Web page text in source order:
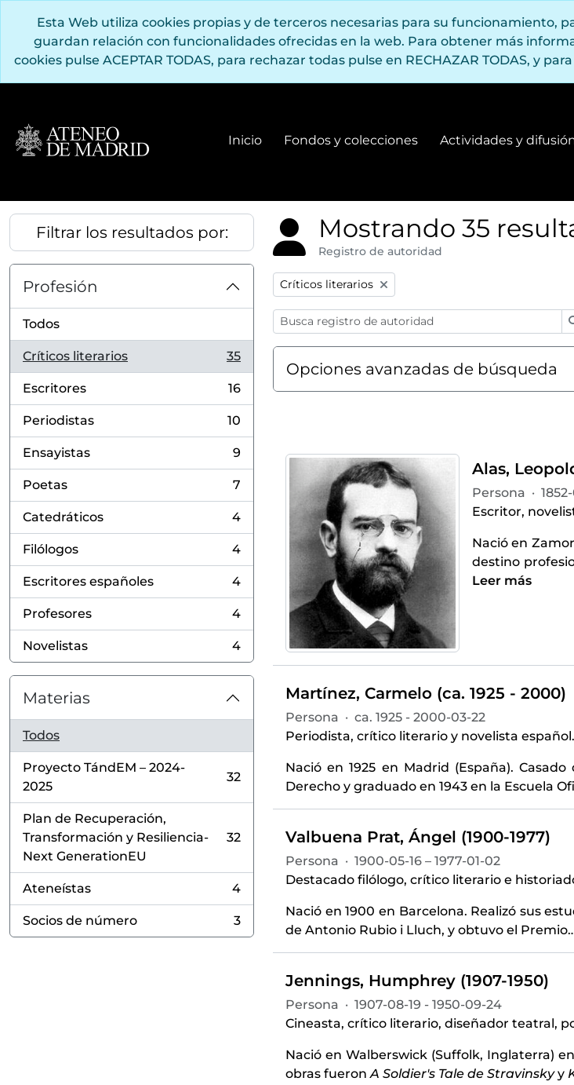
Esta Web utiliza cookies propias y de terceros necesarias para su funcionamiento,
guardan relación con funcionalidades ofrecidas en la web. Para obtener más
cookies pulse ACEPTAR TODAS, para rechazar todas pulse en RECHAZAR TODAS, y
Inicio Fondos y colecciones
Fondos y colecciones
Actividades y
Filtrar los resultados por:
Profesión
Todos
Críticos literarios
, 35 resultados
35
Escritores
, 16 resultados
16
Periodistas
, 10 resultados
10
Ensayistas
, 9 resultados
9
Poetas
, 7 resultados
7
Catedráticos
, 4 resultados
4
Filólogos
, 4 resultados
4
Escritores españoles
, 4 resultados
4
Profesores
, 4 resultados
4
Novelistas
, 4 resultados
4
Materias
Todos
Proyecto TándEM – 2024-
2025
, 32 resultados
32
Plan de Recuperación,
Transformación y Resiliencia-
Next GenerationEU
, 32 resultados
32
Ateneístas
, 4 resultados
4
Socios de número
, 3 resultados
3
Mostrando 35
Registro de autoridad
Remove filter:
Críticos literarios
Opciones avanzadas de búsqueda
Alas,
Persona ·
Escritor,
Nació en
destino
Leer más
Martínez, Carmelo (ca. 1925 - 2000)
Persona · ca. 1925 - 2000-03-22
Periodista, crítico literario y novelista español.
Nació en 1925 en Madrid (España).
Derecho y graduado en 1943 en la Escuela
Valbuena Prat, Ángel (1900-1977)
Persona · 1900-05-16 – 1977-01-02
Destacado filólogo, crítico literario e
Nació en 1900 en Barcelona. Realizó sus
de Antonio Rubio i Lluch, y obtuvo el Premio
Jennings, Humphrey (1907-1950)
Persona · 1907-08-19 - 1950-09-24
Cineasta, crítico literario, diseñador teatral,
Nació en Walberswick (Suffolk, Inglaterra)
obras fueron A Soldier's Tale de Stravinskyy